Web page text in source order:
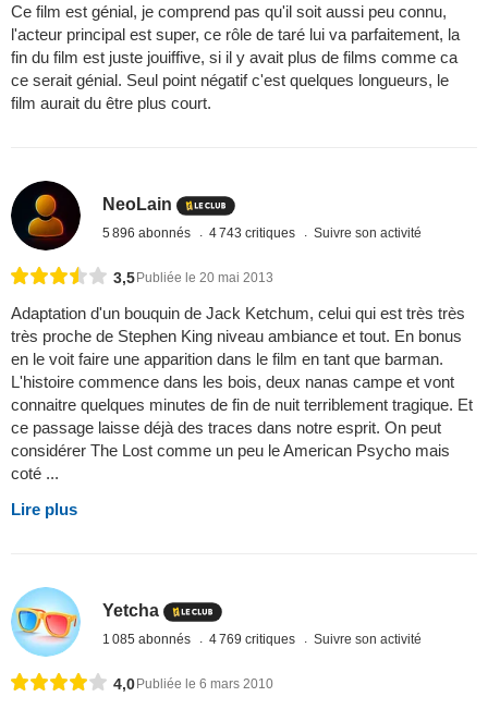
Ce film est génial, je comprend pas qu'il soit aussi peu connu,
l'acteur principal est super, ce rôle de taré lui va parfaitement, la
fin du film est juste jouiffive, si il y avait plus de films comme ca
ce serait génial. Seul point négatif c'est quelques longueurs, le
film aurait du être plus court.
NeoLain
5 896 abonnés 4 743 critiques Suivre son activité
3,5Publiée le 20 mai 2013
Adaptation d'un bouquin de Jack Ketchum, celui qui est très très
très proche de Stephen King niveau ambiance et tout. En bonus
en le voit faire une apparition dans le film en tant que barman.
L'histoire commence dans les bois, deux nanas campe et vont
connaitre quelques minutes de fin de nuit terriblement tragique. Et
ce passage laisse déjà des traces dans notre esprit. On peut
considérer The Lost comme un peu le American Psycho mais
coté ...
Lire plus
Yetcha
1 085 abonnés 4 769 critiques Suivre son activité
4,0 Publiée le 6 mars 2010